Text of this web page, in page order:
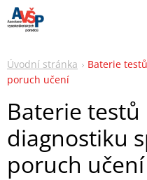
Úvodní stránka
Baterie
poruch učení
Baterie
diagnostiku
poruch učení